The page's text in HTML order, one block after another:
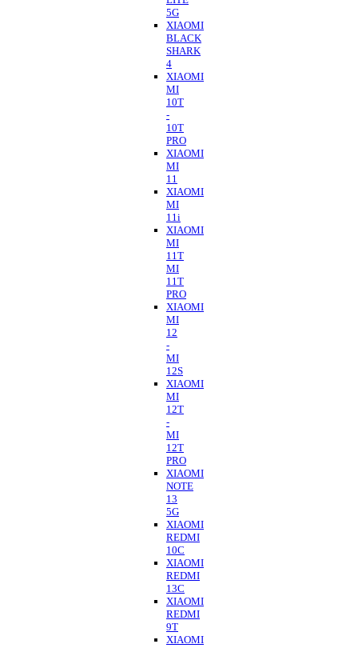
5G
XIAOMI
BLACK
SHARK
4
XIAOMI
MI
10T
-
10T
PRO
XIAOMI
MI
11
XIAOMI
MI
11i
XIAOMI
MI
11T
MI
11T
PRO
XIAOMI
MI
12
-
MI
12S
XIAOMI
MI
12T
-
MI
12T
PRO
XIAOMI
NOTE
13
5G
XIAOMI
REDMI
10C
XIAOMI
REDMI
13C
XIAOMI
REDMI
9T
XIAOMI